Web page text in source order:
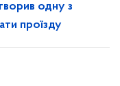
одну з
проїзду